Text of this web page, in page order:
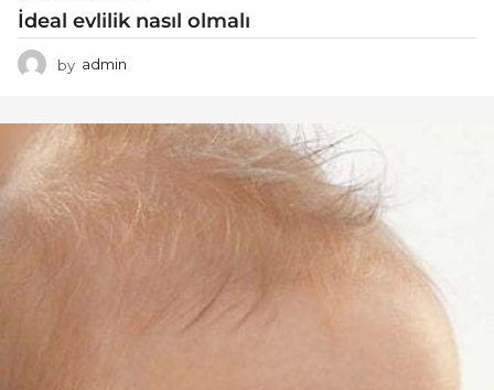
İdeal evlilik nasıl olmalı
by admin